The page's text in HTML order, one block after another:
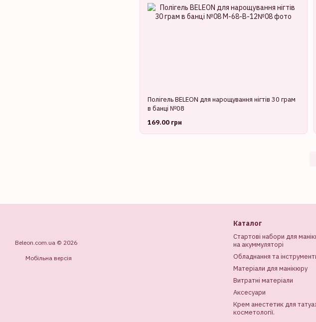
Полігель BELEON для нарощування нігтів 30 грам
в банці №08
169.00 грн
Beleon.com.ua © 2026
Мобільна версія
Каталог
Стартові набори для
на акуммуляторі
Обладнання та
Матеріали для манікюру
Витратні матеріали
Аксесуари
Крем анестетик для
косметології.